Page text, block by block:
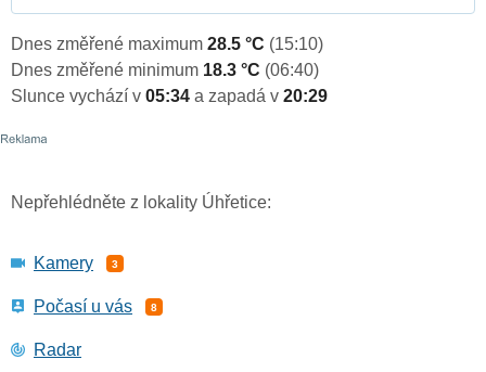
Dnes změřené maximum 28.5 °C (15:10)
Dnes změřené minimum 18.3 °C (06:40)
Slunce vychází v 05:34 a zapadá v 20:29
Nepřehlédněte z lokality Úhřetice:
Kamery 3
Počasí u vás 8
Radar